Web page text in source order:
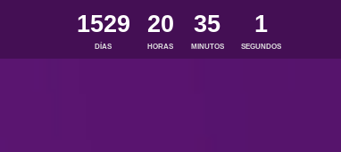
1529
DÍAS
20
HORAS
35
MINUTOS
2
SEGUNDOS